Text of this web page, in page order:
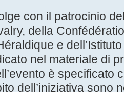
con il patrocinio
della
e
nel materiale di
è specificato
dell’iniziativa sono